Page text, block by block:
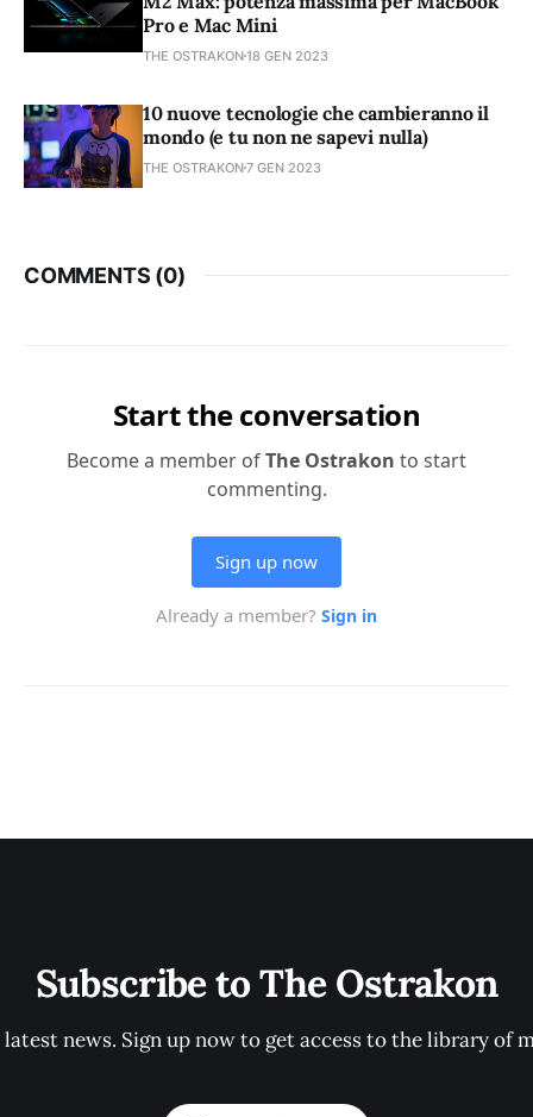
Pro e Mac Mini
THE OSTRAKON18 GEN 2023
10 nuove tecnologie che cambieranno il
mondo (e tu non ne sapevi nulla)
THE OSTRAKON7 GEN 2023
COMMENTS (0)
Subscribe to The Ostrakon
news. Sign up now to get access to the library of